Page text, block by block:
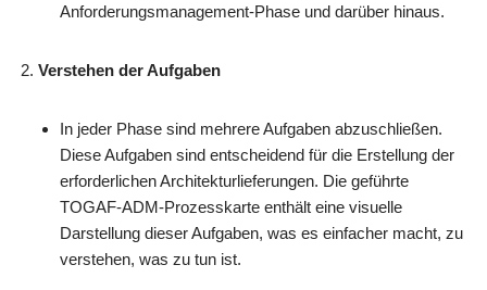
Anforderungsmanagement-Phase und darüber hinaus.
Verstehen der Aufgaben
In jeder Phase sind mehrere Aufgaben abzuschließen.
Diese Aufgaben sind entscheidend für die Erstellung der
erforderlichen Architekturlieferungen. Die geführte
TOGAF-ADM-Prozesskarte enthält eine visuelle
Darstellung dieser Aufgaben, was es einfacher macht, zu
verstehen, was zu tun ist.